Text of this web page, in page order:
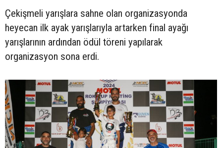
Çekişmeli yarışlara sahne olan organizasyonda
heyecan ilk ayak yarışlarıyla artarken final ayağı
yarışlarının ardından ödül töreni yapılarak
organizasyon sona erdi.